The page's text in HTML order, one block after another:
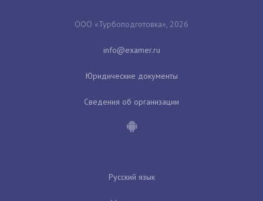
ООО «Турбоподготовка», 2026
Юридические документы
Сведения об организации
Русский язык